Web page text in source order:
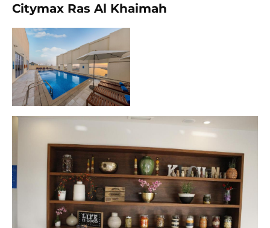
Citymax Ras Al Khaimah